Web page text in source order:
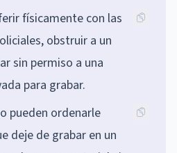
físicamente con las
obstruir a un
sin permiso a una
para grabar.
pueden ordenarle
deje de grabar en un